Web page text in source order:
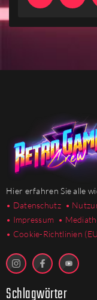
Hier erfahren Sie alle
• Datenschutz •
• Impressum •
• Cookie-Richtlinien
Schlagwörter